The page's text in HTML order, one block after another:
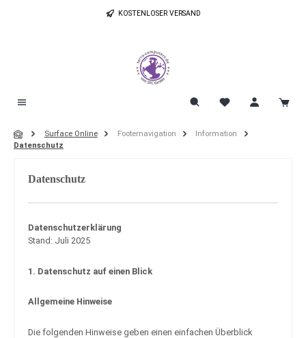
Zum Hauptinhalt springen KOSTENLOSER VERSAND
Surface Online Footernavigation
Information
Datenschutz
Datenschutz
Datenschutzerklärung
Stand: Juli 2025
1. Datenschutz auf einen Blick
Allgemeine Hinweise
Die folgenden Hinweise geben einen einfachen Überblick